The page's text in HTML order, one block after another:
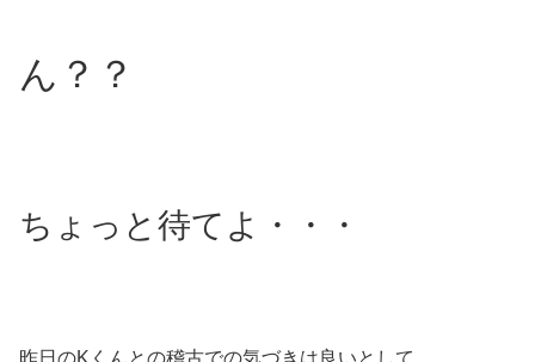
ん？？
ちょっと待てよ・・・